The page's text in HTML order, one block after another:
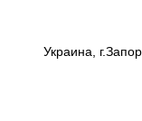
Украина,